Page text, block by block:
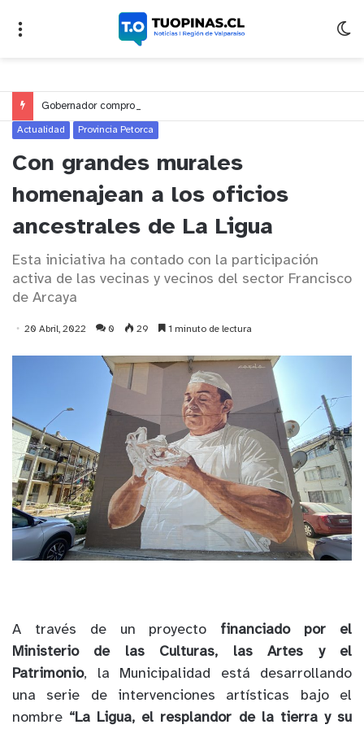
Actualidad Provincia Petorca
Con grandes murales
homenajean a los oficios
ancestrales de La Ligua
Esta iniciativa ha contado con la participación
activa de las vecinas y vecinos del sector Francisco
de Arcaya
20 Abril, 2022 0 29 1 minuto de lectura
A través de un proyecto financiado por el
Ministerio de las Culturas, las Artes y el
Patrimonio, la Municipalidad está desarrollando
una serie de intervenciones artísticas bajo el
nombre “La Ligua, el resplandor de la tierra y su